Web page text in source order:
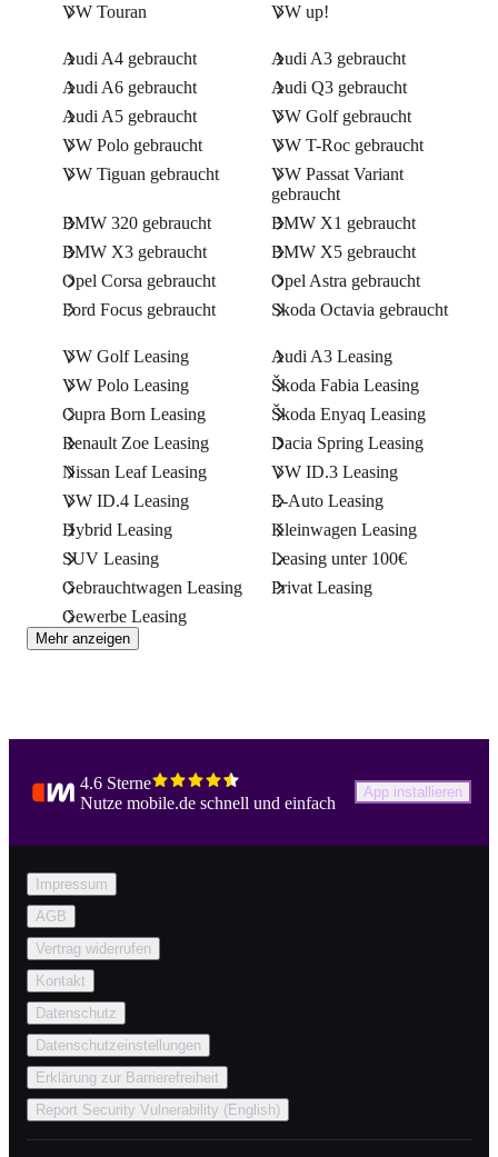
VW Touran
VW up!
Audi A4 gebraucht
Audi A3 gebraucht
Audi A6 gebraucht
Audi Q3 gebraucht
Audi A5 gebraucht
VW Golf gebraucht
VW Polo gebraucht
VW T-Roc gebraucht
VW Tiguan gebraucht
VW Passat Variant
gebraucht
BMW 320 gebraucht
BMW X1 gebraucht
BMW X3 gebraucht
BMW X5 gebraucht
Opel Corsa gebraucht
Opel Astra gebraucht
Ford Focus gebraucht
Skoda Octavia gebraucht
VW Golf Leasing
Audi A3 Leasing
VW Polo Leasing
Škoda Fabia Leasing
Cupra Born Leasing
Škoda Enyaq Leasing
Renault Zoe Leasing
Dacia Spring Leasing
Nissan Leaf Leasing
VW ID.3 Leasing
VW ID.4 Leasing
E-Auto Leasing
Hybrid Leasing
Kleinwagen Leasing
SUV Leasing
Leasing unter 100€
Gebrauchtwagen Leasing
Privat Leasing
Gewerbe Leasing
Mehr anzeigen
4.6 Sterne
Nutze mobile.de schnell und einfach
App installieren
Impressum
AGB
Vertrag widerrufen
Kontakt
Datenschutz
Datenschutzeinstellungen
Erklärung zur Barrierefreiheit
Report Security Vulnerability (English)